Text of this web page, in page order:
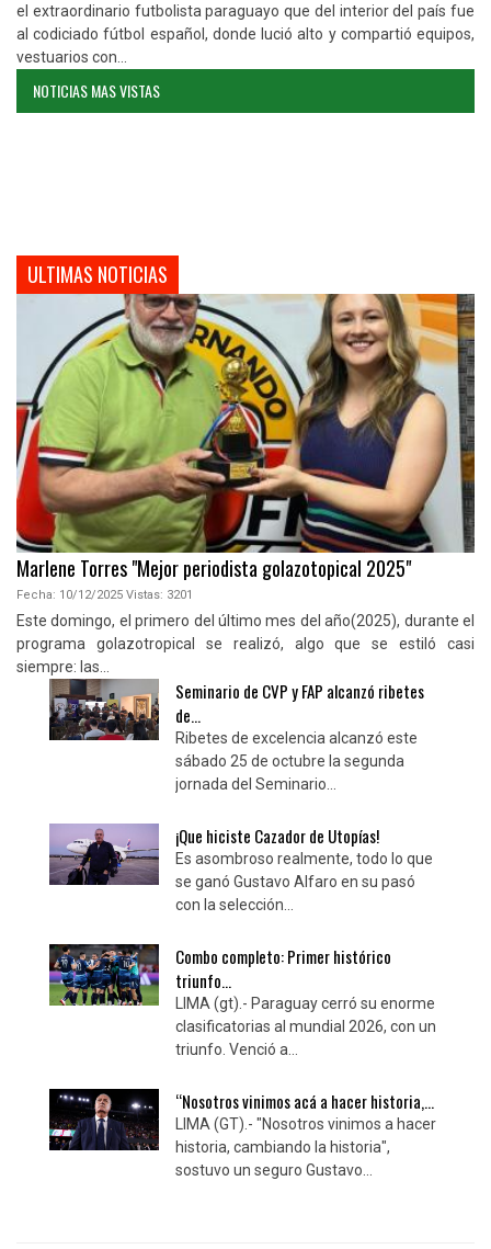
fueigualar este jueves sin gol con la selección de Ecuador. El
histórico dado por el equipo de Gustavo Alfaro, se produce
años después.Un Defensores del Chaco repleto...
NOTICIAS MAS VISTAS
ULTIMAS NOTICIAS
Marlene Torres "Mejor periodista golazotopical 2025"
Fecha: 10/12/2025 Vistas: 3201
Este domingo, el primero del último mes del año(2025), durante el
programa golazotropical se realizó, algo que se estiló casi
siempre: las...
Seminario de CVP y FAP alcanzó ribetes
de...
Ribetes de excelencia alcanzó este
sábado 25 de octubre la segunda
jornada del Seminario...
¡Que hiciste Cazador de Utopías!
Es asombroso realmente, todo lo que
se ganó Gustavo Alfaro en su pasó
con la selección...
Combo completo: Primer histórico
triunfo...
LIMA (gt).- Paraguay cerró su enorme
clasificatorias al mundial 2026, con un
triunfo. Venció a...
“Nosotros vinimos acá a hacer historia,...
LIMA (GT).- "Nosotros vinimos a hacer
historia, cambiando la historia",
sostuvo un seguro Gustavo...